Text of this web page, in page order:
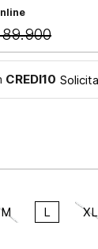
.900
CREDI10
M L XL